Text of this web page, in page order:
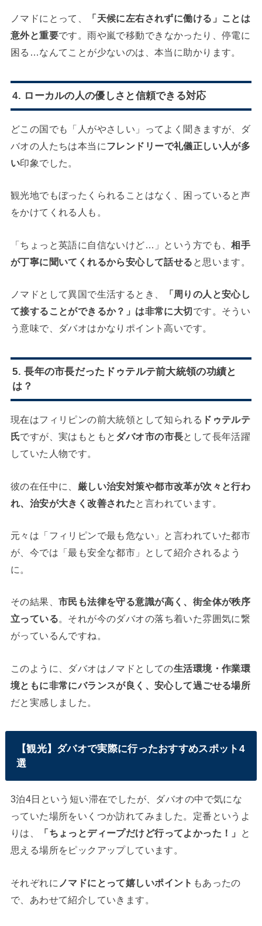
ノマドにとって、
「天候に左右されずに働ける」ことは
意外と重要です。雨や嵐で移動できなかったり、停電に
困る…なんてことが少ないのは、本当に助かります。
4. ローカルの人の優しさと信頼できる対応
どこの国でも「人がやさしい」ってよく聞きますが、ダ
バオの人たちは本当にフレンドリーで礼儀正しい人が多
い印象でした。
観光地でもぼったくられることはなく、困っていると声
をかけてくれる人も。
「ちょっと英語に自信ないけど…」という方でも、相手
が丁寧に聞いてくれるから安心して話せる と思います。
ノマドとして異国で生活するとき、
「周りの人と安心し
て接することができるか？」は非常に大切です。そうい
う意味で、ダバオはかなりポイント高いです。
5. 長年の市長だった ドゥテルテ前大統領の功績と
は？
現在はフィリピンの前大統領として知られる ドゥテルテ
氏ですが、実はもともと ダバオ市の市長として長年活躍
していた人物です。
彼の在任中に、 厳しい治安対策や都市改革が次々と行わ
れ、治安が大きく改善された と言われています。
元々は「フィリピンで最も危ない」と言われていた都市
が、今では「最も安全な都市」として紹介されるよう
に。
その結果、 市民も法律を守る意識が高く、街全体が秩序
立っている。それが今のダバオの落ち着いた雰囲気に繋
がっているんですね。
このように、ダバオはノマドとしての生活環境・作業環
境ともに非常にバランスが良く、安心して過ごせる場所
だと実感しました。
【観光】ダバオで実際に行ったおすすめスポット4
選
3泊4日という短い滞在でしたが、ダバオの中で気にな
っていた場所をいくつか訪れてみました。定番というよ
りは、
「ちょっとディープだけど行ってよかった！」
と
思える場所をピックアップしています。
それぞれに ノマドにとって嬉しいポイント もあったの
で、あわせて紹介していきます。